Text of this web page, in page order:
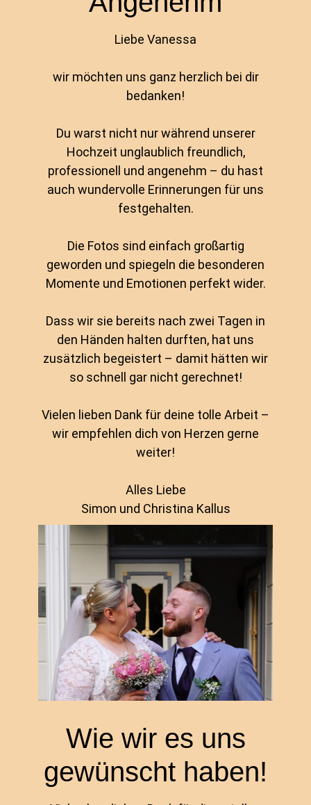
Liebe Vanessa
wir möchten uns ganz herzlich bei dir
bedanken!
Du warst nicht nur während unserer
Hochzeit unglaublich freundlich,
professionell und angenehm – du hast
auch wundervolle Erinnerungen für uns
festgehalten.
Die Fotos sind einfach großartig
geworden und spiegeln die besonderen
Momente und Emotionen perfekt wider.
Dass wir sie bereits nach zwei Tagen in
den Händen halten durften, hat uns
zusätzlich begeistert – damit hätten wir
so schnell gar nicht gerechnet!
Vielen lieben Dank für deine tolle Arbeit –
wir empfehlen dich von Herzen gerne
weiter!
Alles Liebe
Simon und Christina Kallus
Wie wir es uns
gewünscht haben!